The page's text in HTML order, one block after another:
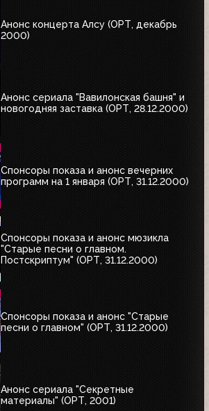
Анонс концерта Алсу (ОРТ, декабрь
2000)
Анонс сериала "Вавилонская башня" и
новогодняя заставка (ОРТ, 28.12.2000)
Спонсоры показа и анонс вечерних
программ на 1 января (ОРТ, 31.12.2000)
Спонсоры показа и анонс мюзикла
"Старые песни о главном.
Постскриптум" (ОРТ, 31.12.2000)
Спонсоры показа и анонс "Старые
песни о главном" (ОРТ, 31.12.2000)
Анонс сериала "Секретные
материалы" (ОРТ, 2001)